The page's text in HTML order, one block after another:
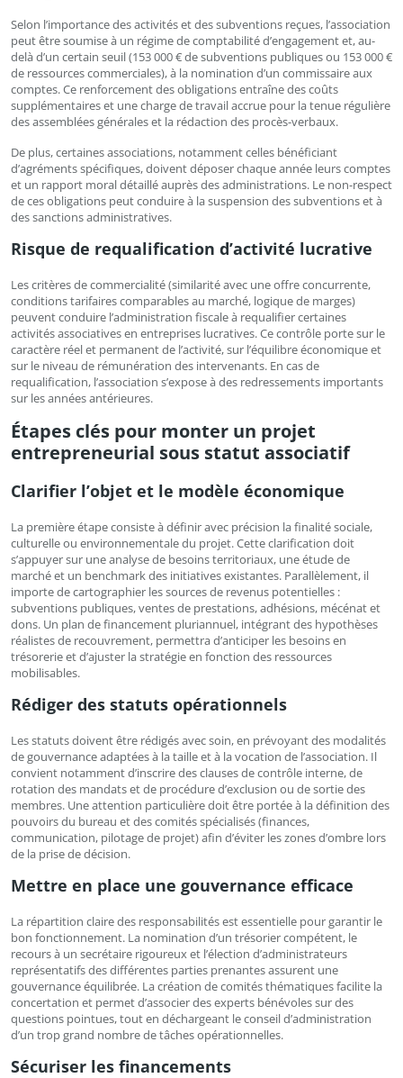
Selon l’importance des activités et des subventions reçues, l’association
peut être soumise à un régime de comptabilité d’engagement et, au-
delà d’un certain seuil (153 000 € de subventions publiques ou 153 000 €
de ressources commerciales), à la nomination d’un commissaire aux
comptes. Ce renforcement des obligations entraîne des coûts
supplémentaires et une charge de travail accrue pour la tenue régulière
des assemblées générales et la rédaction des procès-verbaux.
De plus, certaines associations, notamment celles bénéficiant
d’agréments spécifiques, doivent déposer chaque année leurs comptes
et un rapport moral détaillé auprès des administrations. Le non-respect
de ces obligations peut conduire à la suspension des subventions et à
des sanctions administratives.
Risque de requalification d’activité lucrative
Les critères de commercialité (similarité avec une offre concurrente,
conditions tarifaires comparables au marché, logique de marges)
peuvent conduire l’administration fiscale à requalifier certaines
activités associatives en entreprises lucratives. Ce contrôle porte sur le
caractère réel et permanent de l’activité, sur l’équilibre économique et
sur le niveau de rémunération des intervenants. En cas de
requalification, l’association s’expose à des redressements importants
sur les années antérieures.
Étapes clés pour monter un projet
entrepreneurial sous statut associatif
Clarifier l’objet et le modèle économique
La première étape consiste à définir avec précision la finalité sociale,
culturelle ou environnementale du projet. Cette clarification doit
s’appuyer sur une analyse de besoins territoriaux, une étude de
marché et un benchmark des initiatives existantes. Parallèlement, il
importe de cartographier les sources de revenus potentielles :
subventions publiques, ventes de prestations, adhésions, mécénat et
dons. Un plan de financement pluriannuel, intégrant des hypothèses
réalistes de recouvrement, permettra d’anticiper les besoins en
trésorerie et d’ajuster la stratégie en fonction des ressources
mobilisables.
Rédiger des statuts opérationnels
Les statuts doivent être rédigés avec soin, en prévoyant des modalités
de gouvernance adaptées à la taille et à la vocation de l’association. Il
convient notamment d’inscrire des clauses de contrôle interne, de
rotation des mandats et de procédure d’exclusion ou de sortie des
membres. Une attention particulière doit être portée à la définition des
pouvoirs du bureau et des comités spécialisés (finances,
communication, pilotage de projet) afin d’éviter les zones d’ombre lors
de la prise de décision.
Mettre en place une gouvernance efficace
La répartition claire des responsabilités est essentielle pour garantir le
bon fonctionnement. La nomination d’un trésorier compétent, le
recours à un secrétaire rigoureux et l’élection d’administrateurs
représentatifs des différentes parties prenantes assurent une
gouvernance équilibrée. La création de comités thématiques facilite la
concertation et permet d’associer des experts bénévoles sur des
questions pointues, tout en déchargeant le conseil d’administration
d’un trop grand nombre de tâches opérationnelles.
Sécuriser les financements